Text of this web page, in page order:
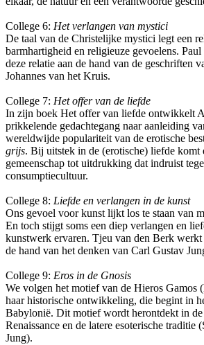
College 6: Het verlangen van mystici
De taal van de Christelijke mystici legt een
barmhartigheid en religieuze gevoelens.
deze relatie aan de hand van de geschriften
Johannes van het Kruis.
College 7: Het offer van de liefde
In zijn boek Het offer van liefde ontwikkelt
prikkelende gedachtegang naar aanleiding
wereldwijde populariteit van de erotische
grijs. Bij uitstek in de (erotische) liefde komt
gemeenschap tot uitdrukking dat indruist
consumptiecultuur.
College 8: Liefde en verlangen in de kunst
Ons gevoel voor kunst lijkt los te staan van
En toch stijgt soms een diep verlangen en
kunstwerk ervaren. Tjeu van den Berk werkt
de hand van het denken van Carl Gustav
College 9: Eros in de Gnosis
We volgen het motief van de Hieros Gamos
haar historische ontwikkeling, die begint in
Babylonië. Dit motief wordt herontdekt in de
Renaissance en de latere esoterische traditie
Jung).